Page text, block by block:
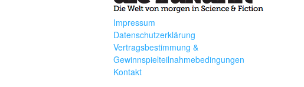
Impressum
Datenschutzerklärung
Vertragsbestimmung &
Gewinnspielteilnahmebedingungen
Kontakt